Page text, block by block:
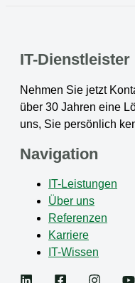
IT-Dienstleister
Nehmen Sie jetzt
über 30 Jahren eine
uns, Sie persönlich
Navigation
IT-Leistungen
Über uns
Referenzen
Karriere
IT-Wissen